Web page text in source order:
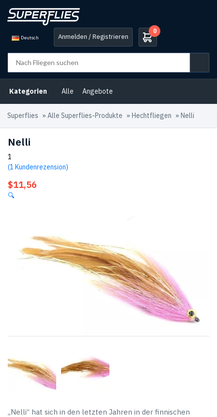
Deutsch Anmelden / Registrieren
0
Kategorien Alle Angebote
Superflies » Alle Superflies-Produkte » Hechtfliegen » Nelli
Nelli
1
(1 Kundenrezension)
$11,56
🔍
„Nelli“ hat sich in den letzten Jahren in der finnischen